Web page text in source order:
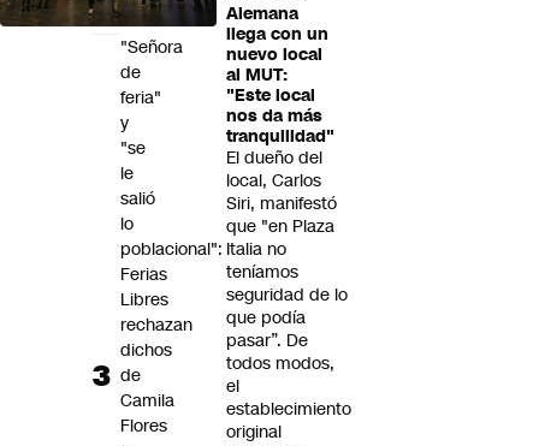
Alemana
llega con un
nuevo local
al MUT:
"Este local
nos da más
tranquilidad"
El dueño del
local, Carlos
Siri, manifestó
que "en Plaza
Italia no
teníamos
seguridad de lo
que podía
pasar”. De
todos modos,
el
establecimiento
original
Squella
"Señora
de
feria"
y
"se
le
salió
lo
poblacional":
Ferias
Libres
rechazan
dichos
de
Camila
Flores